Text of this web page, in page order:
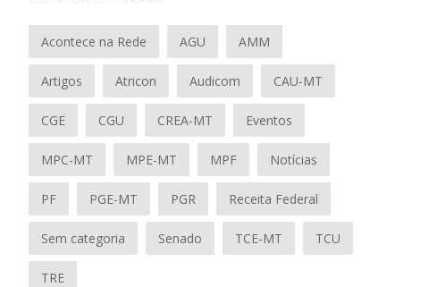
Acontece na Rede AGU AMM
Artigos Atricon Audicom CAU-MT
CGE CGU CREA-MT Eventos
MPC-MT MPE-MT MPF Notícias
PF PGE-MT PGR Receita Federal
Sem categoria Senado TCE-MT TCU
TRE